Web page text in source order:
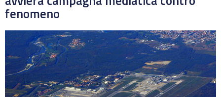
fenomeno